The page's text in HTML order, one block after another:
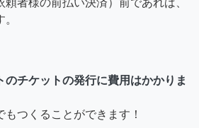
のチケットの発行に費用はかかりま
つくることができます！